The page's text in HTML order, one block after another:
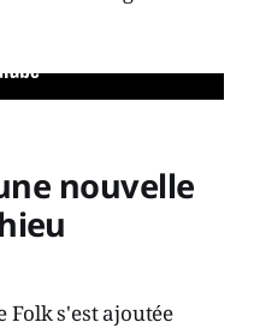
nouvelle
Folk s'est ajoutée